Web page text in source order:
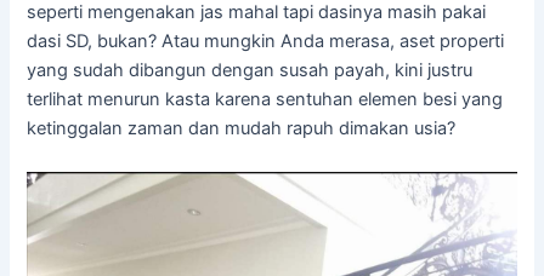
seperti mengenakan jas mahal tapi dasinya masih pakai
dasi SD, bukan? Atau mungkin Anda merasa, aset properti
yang sudah dibangun dengan susah payah, kini justru
terlihat menurun kasta karena sentuhan elemen besi yang
ketinggalan zaman dan mudah rapuh dimakan usia?